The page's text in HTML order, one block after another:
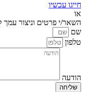
חייגו עכשיו
או
השאר/י פרטים וניצור
שם
טלפון
הודעה
שליחה